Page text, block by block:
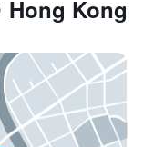
Hong Kong